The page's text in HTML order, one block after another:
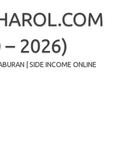
2026)
| SIDE INCOME ONLINE